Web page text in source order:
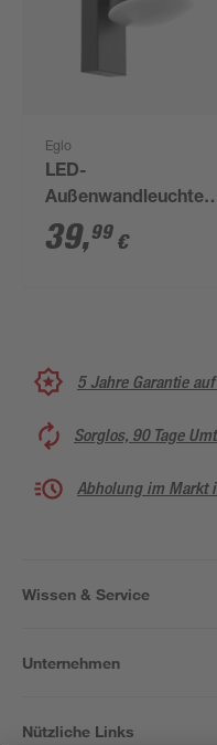
Eglo
LED-
Außenwandleuchte
'Mouna' IP 44 22 x
26,5 cm
39,99 €
5 Jahre Garantie
Sorglos, 90 Tage
Abholung im Markt
Wissen & Service
Unternehmen
Nützliche Links